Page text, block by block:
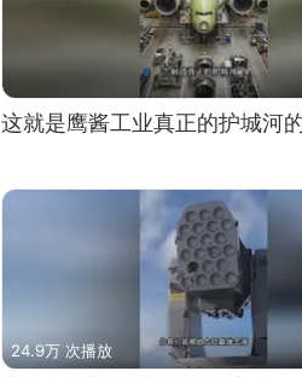
这就是鹰酱工业真正的护城河
24.9万 次播放